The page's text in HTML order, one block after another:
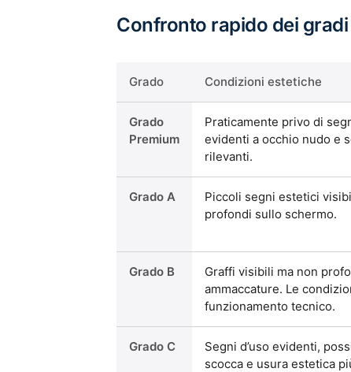
Confronto rapido dei gradi
Grado Condizioni estetiche
Grado
Premium
Praticamente privo di
evidenti a occhio nudo e
rilevanti.
Grado A
Piccoli segni estetici
profondi sullo schermo.
Grado B
Graffi visibili ma non
ammaccature. Le
funzionamento tecnico.
Grado C
Segni d’uso evidenti,
scocca e usura estetica